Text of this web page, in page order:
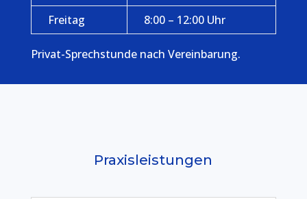
Freitag
8:00 – 12:00 Uhr
Privat-Sprechstunde nach Vereinbarung.
Praxisleistungen